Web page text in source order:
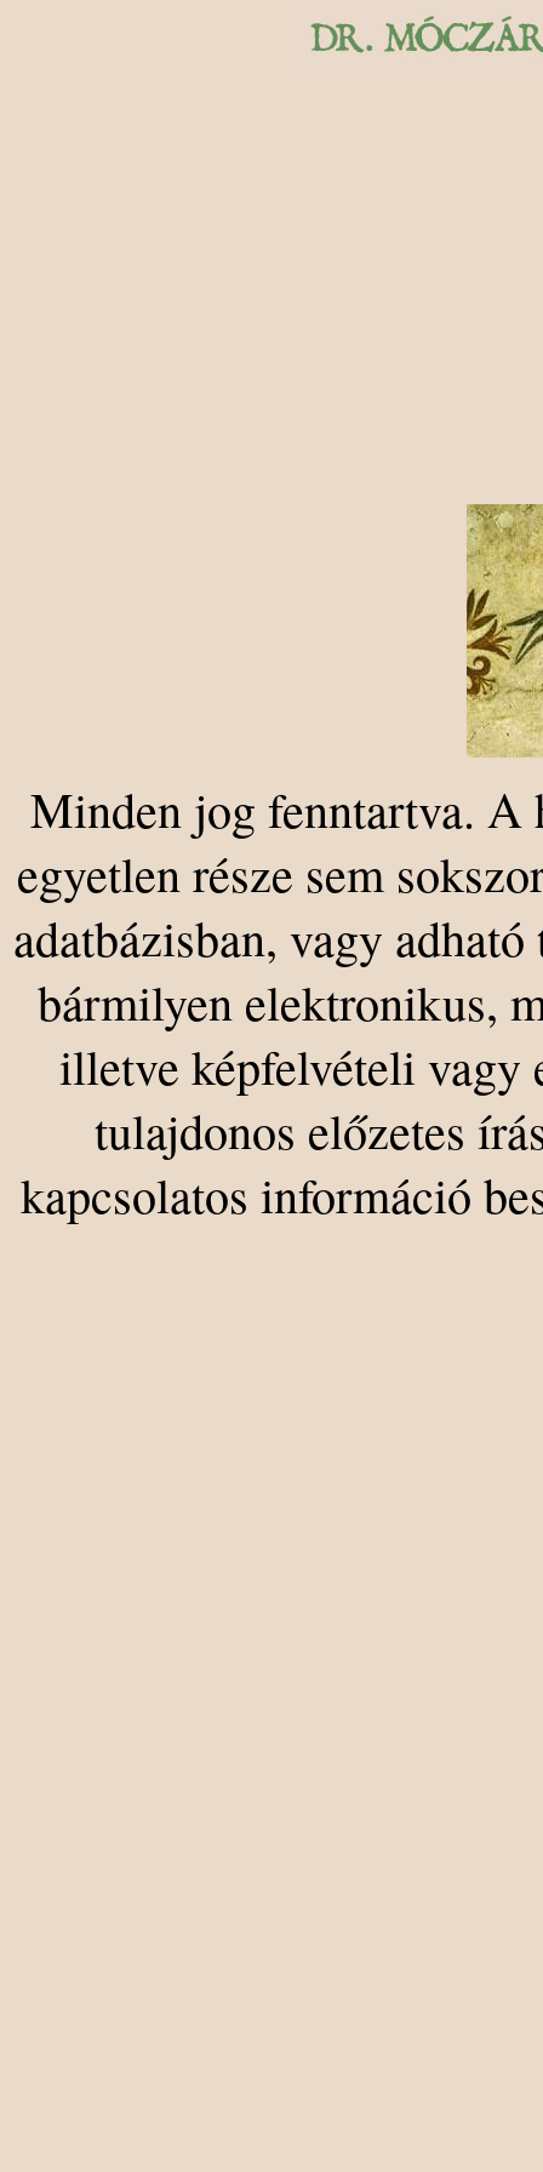
Minden jog fenntartva. A
egyetlen része sem
adatbázisban, vagy
bármilyen elektronikus,
illetve képfelvételi vagy
tulajdonos előzetes
kapcsolatos információ